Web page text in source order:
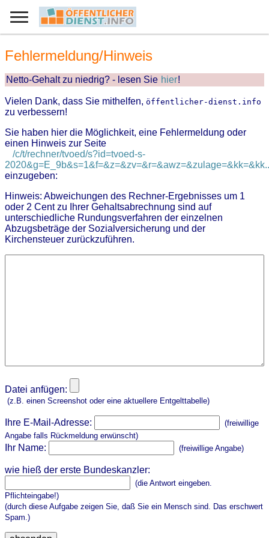
Fehlermeldung/Hinweis
Netto-Gehalt zu niedrig? - lesen Sie hier!
Vielen Dank, dass Sie mithelfen, öffentlicher-dienst.info
zu verbessern!
Sie haben hier die Möglichkeit, eine Fehlermeldung oder
einen Hinweis zur Seite
/c/t/rechner/tvoed/s?id=tvoed-s-
einzugeben:
Hinweis: Abweichungen des Rechner-Ergebnisses um 1
oder 2 Cent zu Ihrer Gehaltsabrechnung sind auf
unterschiedliche Rundungsverfahren der einzelnen
Abzugsbeträge der Sozialversicherung und der
Kirchensteuer zurückzuführen.
Datei anfügen:
(z.B. einen Screenshot oder eine aktuellere Entgelttabelle)
Ihre E-Mail-Adresse:
(freiwillige
Angabe falls Rückmeldung erwünscht)
Ihr Name: (freiwillige Angabe)
wie hieß der erste Bundeskanzler:
(die Antwort eingeben.
Pflichteingabe!)
(durch diese Aufgabe zeigen Sie, daß Sie ein Mensch sind. Das erschwert
Spam.)